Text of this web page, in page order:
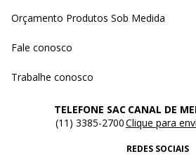
Orçamento Produtos Sob Medida
Fale conosco
Trabalhe conosco
TELEFONE SAC
(11) 3385-2700
CANAL DE
Clique para
REDES SOCIAIS